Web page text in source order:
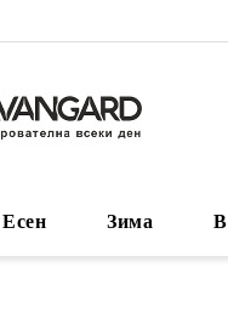
Есен Зима